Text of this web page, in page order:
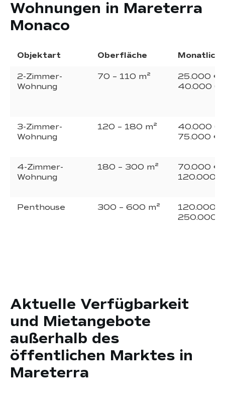
Wohnungen in Mareterra
Monaco
Objektart Oberfläche
2-Zimmer-
Wohnung
70 – 110 m²
25.000 €
40.000 €
3-Zimmer-
Wohnung
120 – 180 m²
40.000 €
75.000 €
4-Zimmer-
Wohnung
180 – 300 m²
70.000 €
120.000 €
Penthouse 300 – 600 m²
120.000 €
250.000 €
Aktuelle Verfügbarkeit
und Mietangebote
außerhalb des
öffentlichen Marktes in
Mareterra